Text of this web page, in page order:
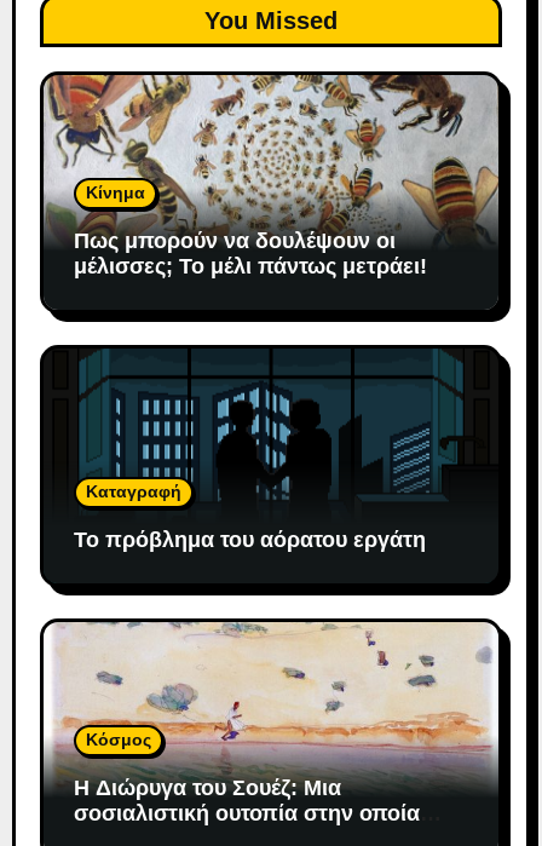
You Missed
Κίνημα
Πως μπορούν να δουλέψουν οι
μέλισσες; To μέλι πάντως μετράει!
Καταγραφή
Το πρόβλημα του αόρατου εργάτη
Κόσμος
H Διώρυγα του Σουέζ: Μια
σοσιαλιστική ουτοπία στην οποία